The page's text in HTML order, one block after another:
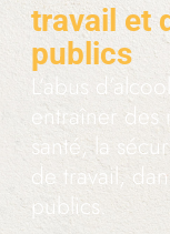
travail et
publics
L’abus
entraîner des
santé, la
de travail,
publics.